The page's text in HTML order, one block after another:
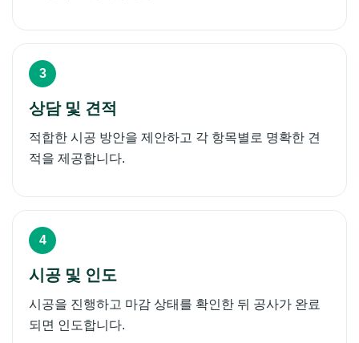
상담 및 견적
적합한 시공 방안을 제안하고 각 항목별로 명확한 견
적을 제공합니다.
시공 및 인도
시공을 진행하고 마감 상태를 확인한 뒤 공사가 완료
되면 인도합니다.